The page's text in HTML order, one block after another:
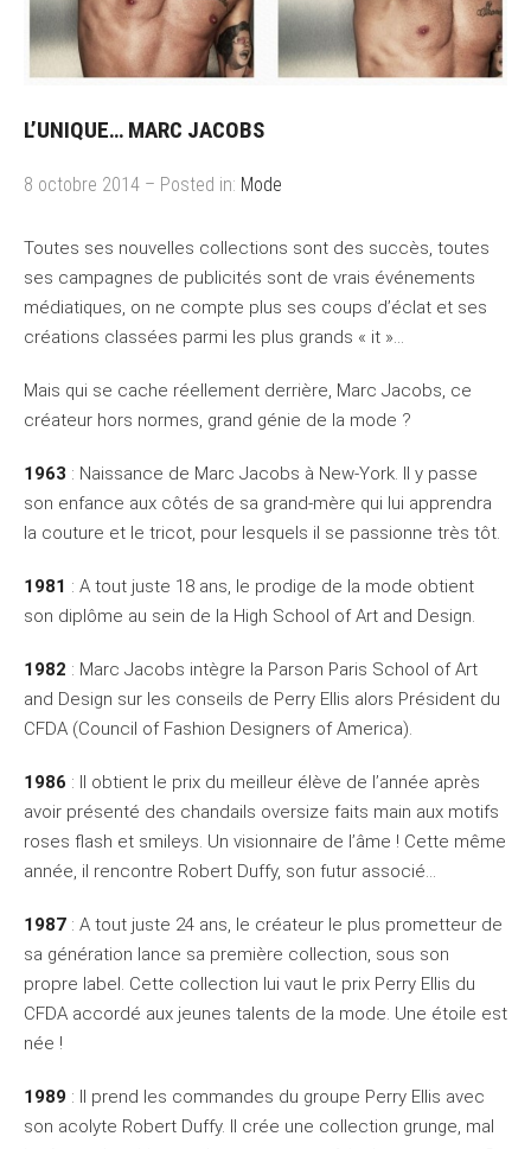
L’UNIQUE… MARC JACOBS
8 octobre 2014 – Posted in: Mode
Toutes ses nouvelles collections sont des succès, toutes
ses campagnes de publicités sont de vrais événements
médiatiques, on ne compte plus ses coups d’éclat et ses
créations classées parmi les plus grands « it »…
Mais qui se cache réellement derrière, Marc Jacobs, ce
créateur hors normes, grand génie de la mode ?
1963 : Naissance de Marc Jacobs à New-York. Il y passe
son enfance aux côtés de sa grand-mère qui lui apprendra
la couture et le tricot, pour lesquels il se passionne très tôt.
1981 : A tout juste 18 ans, le prodige de la mode obtient
son diplôme au sein de la High School of Art and Design.
1982 : Marc Jacobs intègre la Parson Paris School of Art
and Design sur les conseils de Perry Ellis alors Président du
CFDA (Council of Fashion Designers of America).
1986 : Il obtient le prix du meilleur élève de l’année après
avoir présenté des chandails oversize faits main aux motifs
roses flash et smileys. Un visionnaire de l’âme ! Cette même
année, il rencontre Robert Duffy, son futur associé…
1987 : A tout juste 24 ans, le créateur le plus prometteur de
sa génération lance sa première collection, sous son
propre label. Cette collection lui vaut le prix Perry Ellis du
CFDA accordé aux jeunes talents de la mode. Une étoile est
née !
1989 : Il prend les commandes du groupe Perry Ellis avec
son acolyte Robert Duffy. Il crée une collection grunge, mal